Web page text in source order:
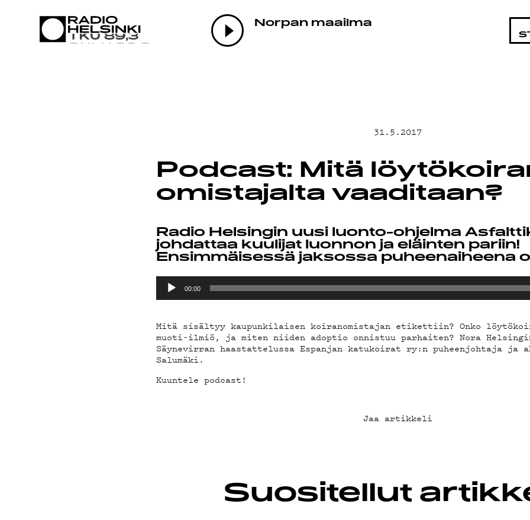
Norpan maailma
AJANKOHTAISTA
TEKIJÄT
ON-DEMAND
PODCAST
MAINOSTA
YHTEYSTIEDOT
31.5.2017
Podcast: Mitä
omistajalta vaaditaan?
Radio Helsingin uusi luonto-ohjelma
johdattaa kuulijat luonnon ja eläinten pariin!
Ensimmäisessä jaksossa puheenaiheena
Äänitoistin
00:00
Mitä sisältyy kaupunkilaisen koiranomistajan etikettiin? Onko
muoti-ilmiö, ja miten niiden adoptio onnistuu parhaiten? Nora
Säynevirran haastattelussa Espanjan katukoirat ry:n puheenjohtaja
Salumäki.
Kuuntele podcast!
Jaa artikkeli
Suositellut